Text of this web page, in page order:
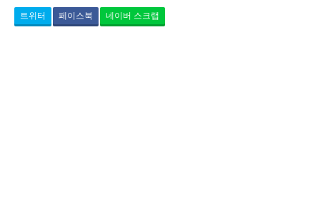
트위터 페이스북 네이버 스크랩